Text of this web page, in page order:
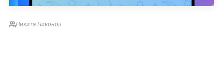
Никита Никонов